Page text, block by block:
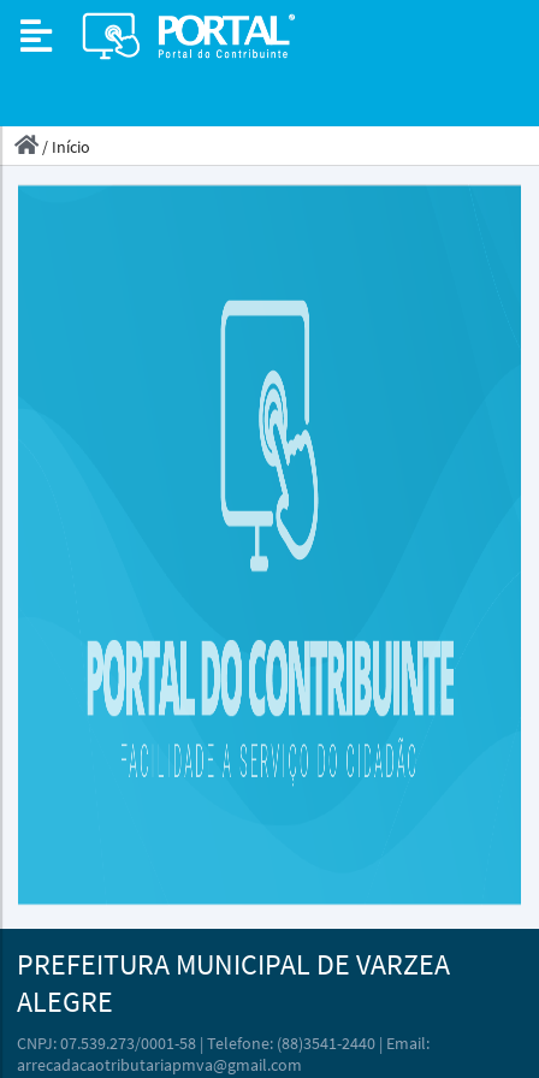
/ Início
PREFEITURA MUNICIPAL DE VARZEA
ALEGRE
CNPJ: 07.539.273/0001-58 | Telefone: (88)3541-2440 | Email:
arrecadacaotributariapmva@gmail.com